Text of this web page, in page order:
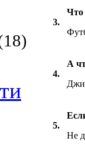
3.
Что
4.
А
5.
Не